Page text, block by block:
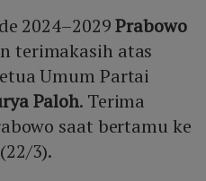
2024–2029Prabowo
terimakasih atas
Umum Partai
Paloh. Terima
saat bertamu ke
3).